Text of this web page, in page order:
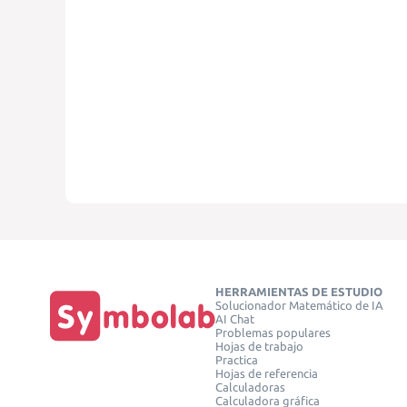
HERRAMIENTAS DE ESTUDIO
Solucionador Matemático de IA
AI Chat
Problemas populares
Hojas de trabajo
Practica
Hojas de referencia
Calculadoras
Calculadora gráfica